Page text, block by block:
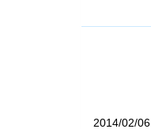
2014/02/06